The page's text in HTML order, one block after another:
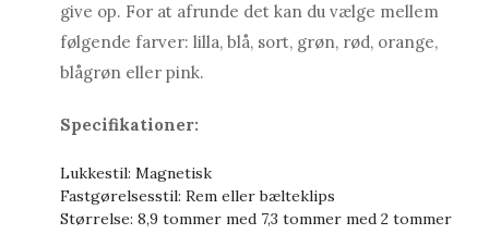
give op. For at afrunde det kan du vælge mellem
følgende farver: lilla, blå, sort, grøn, rød, orange,
blågrøn eller pink.
Specifikationer:
Lukkestil: Magnetisk
Fastgørelsesstil: Rem eller bælteklips
Størrelse: 8,9 tommer med 7,3 tommer med 2 tommer